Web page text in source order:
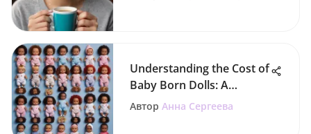
Understanding the Cost of
Baby Born Dolls: A
Comprehensive Guide
Автор Анна Сергеева